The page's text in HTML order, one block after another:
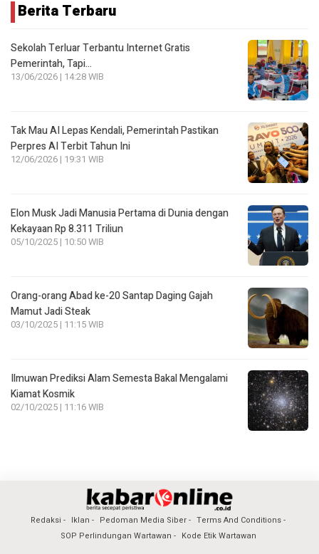
Berita Terbaru
Sekolah Terluar Terbantu Internet Gratis
Pemerintah, Tapi…
13/06/2026 | 14:28 WIB
Tak Mau AI Lepas Kendali, Pemerintah Pastikan
Perpres AI Terbit Tahun Ini
12/06/2026 | 19:31 WIB
Elon Musk Jadi Manusia Pertama di Dunia dengan
Kekayaan Rp 8.311 Triliun
05/10/2025 | 10:50 WIB
Orang-orang Abad ke-20 Santap Daging Gajah
Mamut Jadi Steak
03/10/2025 | 11:15 WIB
Ilmuwan Prediksi Alam Semesta Bakal Mengalami
Kiamat Kosmik
02/10/2025 | 11:16 WIB
Redaksi Iklan Pedoman Media Siber
Terms And Conditions
SOP Perlindungan Wartawan
Kode Etik Wartawan